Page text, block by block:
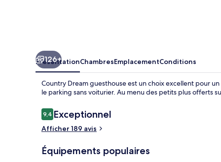
126+
PrésentationChambresEmplacementConditions
Country Dream guesthouse est un choix excellent pour
le parking sans voiturier. Au menu des petits plus offerts
Avis
voyageurs
9,49,4 sur 10
Exceptionnel
Afficher 189 avis
Équipements populaires